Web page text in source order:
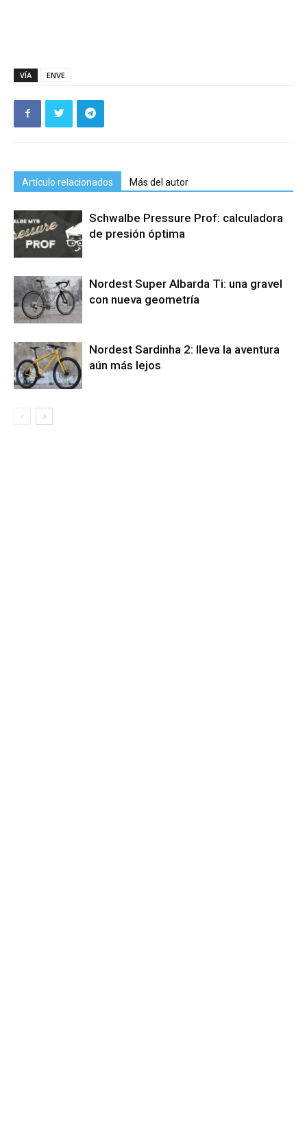
VÍA ENVE
Artículo relacionados Más del autor
Schwalbe Pressure Prof: calculadora
de presión óptima
Nordest Super Albarda Ti: una gravel
con nueva geometría
Nordest Sardinha 2: lleva la aventura
aún más lejos